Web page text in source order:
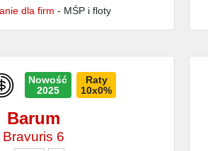
dla firm - MŚP i floty
Nowość
2025
Raty
10x0%
Barum
Bravuris 6